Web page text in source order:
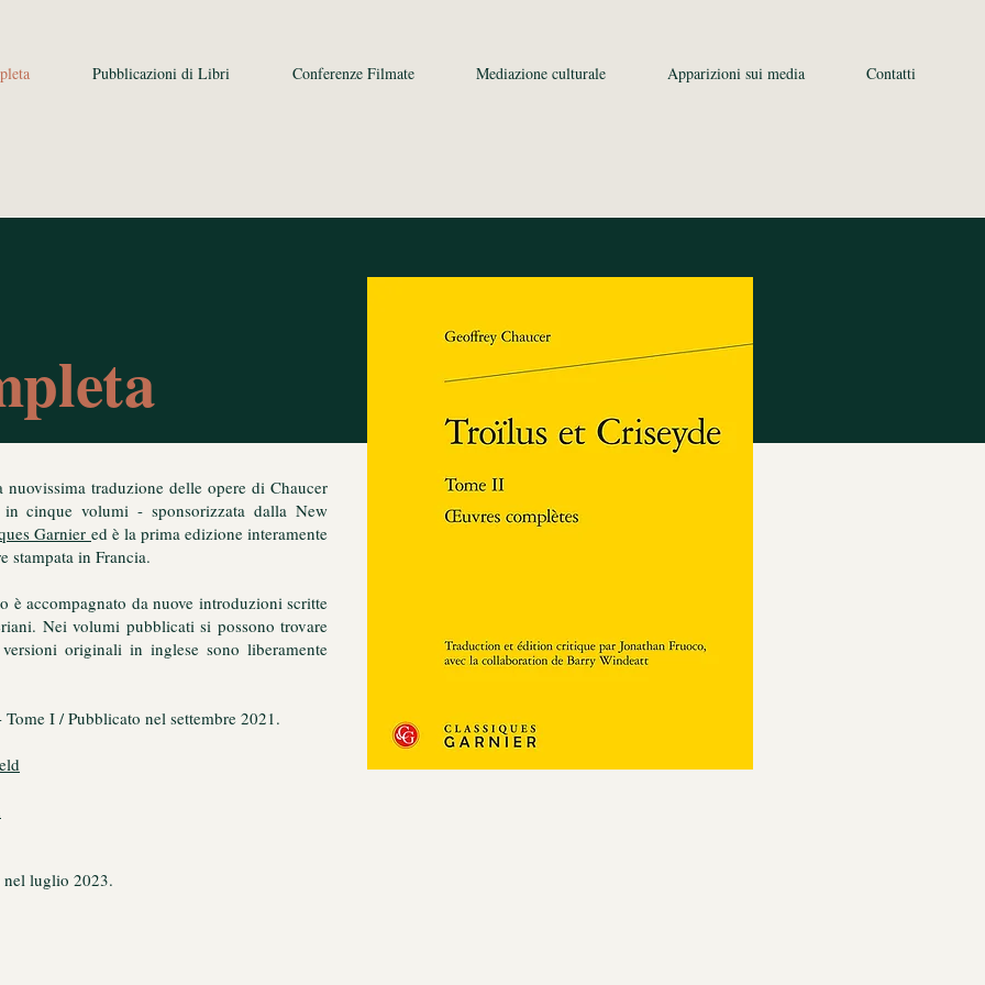
Pubblicazioni di Libri Conferenze Filmate Mediazione culturale Apparizioni sui media Contatti
traduzione delle opere di Chaucer
cinque volumi - sponsorizzata dalla New
Garnier ed è la prima edizione interamente
stampata in Francia.
è accompagnato da nuove introduzioni scritte
Nei volumi pubblicati si possono trovare
originali in inglese sono liberamente
Tome I / Pubblicato nel settembre 2021.
luglio 2023.